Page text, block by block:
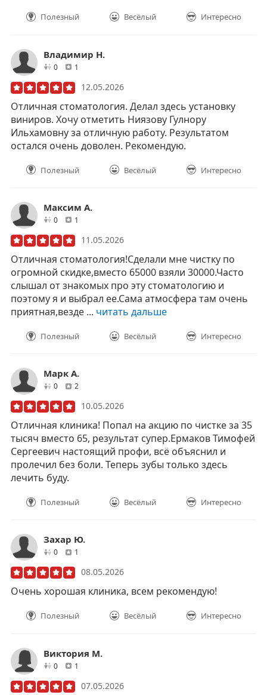
Полезный Весёлый Интересно
Владимир Н.
0друзей1
12.05.2026
Отличная стоматология. Делал здесь установку
виниров. Хочу отметить Ниязову Гулнору
Ильхамовну за отличную работу. Результатом
остался очень доволен. Рекомендую.
Полезный Весёлый Интересно
Максим А.
0друзей1
11.05.2026
Отличная стоматология!Сделали мне чистку по
огромной скидке,вместо 65000 взяли 30000.Часто
слышал от знакомых про эту стоматологию и
поэтому я и выбрал ее.Сама атмосфера там очень
приятная,везде ... читать дальше
Полезный Весёлый Интересно
Марк А.
0друзей
2
10.05.2026
Отличная клиника! Попал на акцию по чистке за 35
тысяч вместо 65, результат супер.Ермаков Тимофей
Сергеевич настоящий профи, всё объяснил и
пролечил без боли. Теперь зубы только здесь
лечить буду.
Полезный Весёлый Интересно
Захар Ю.
0друзей1
08.05.2026
Очень хорошая клиника, всем рекомендую!
Полезный Весёлый Интересно
Виктория М.
0друзей1
07.05.2026